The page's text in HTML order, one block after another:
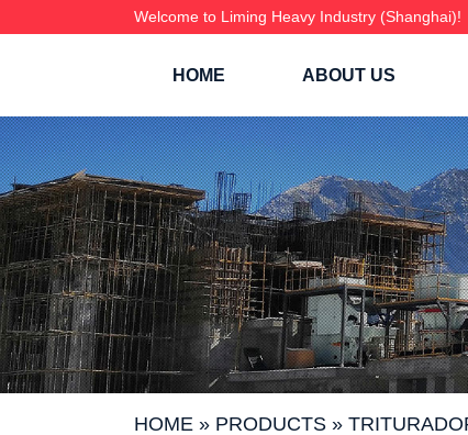
Welcome to Liming Heavy Industry (Shanghai)!
HOME ABOUT US
HOME » PRODUCTS »